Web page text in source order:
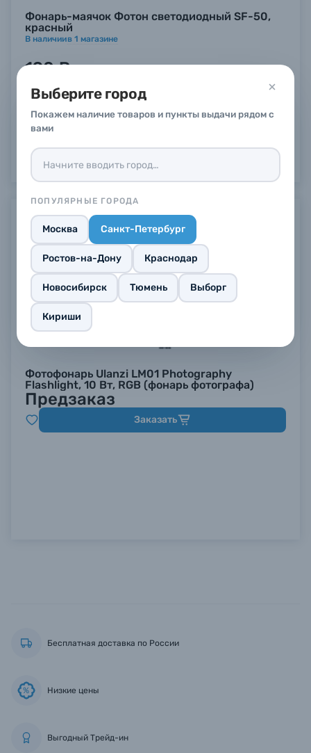
Выберите город
Покажем наличие товаров и пункты выдачи рядом с
вами
ПОПУЛЯРНЫЕ ГОРОДА
Москва Санкт-Петербург
Ростов-на-Дону Краснодар
Новосибирск Тюмень Выборг
Кириши
Фонарь-маячок Фотон светодиодный SF-50,
красный
В наличиив 1 магазине
190 ₽
Купить
Предзаказ
Фотофонарь Ulanzi LM01 Photography
Flashlight, 10 Вт, RGB (фонарь фотографа)
Предзаказ
Заказать
Бесплатная доставка по России
% Низкие цены
Выгодный Трейд-ин